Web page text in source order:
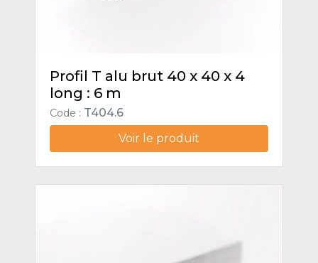
Profil T alu brut 40 x 40 x 4
long : 6 m
Code : T404.6
Voir le produit